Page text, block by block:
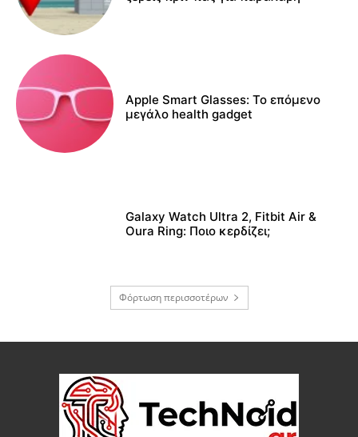
Apple Smart Glasses: Το επόμενο
μεγάλο health gadget
Galaxy Watch Ultra 2, Fitbit Air &
Oura Ring: Ποιο κερδίζει;
Φόρτωση περισσοτέρων